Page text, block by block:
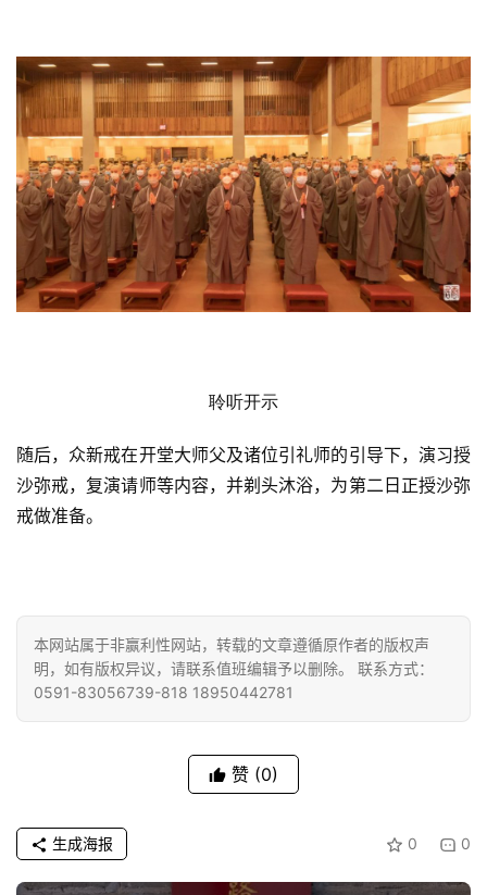
提
专
题
公
益
善
寺
院
巡
视
频
纪
录
艺
术
注册
聆听开示
随后，众新戒在开堂大师父及诸位引礼师的引导下，演习授
沙弥戒，复演请师等内容，并剃头沐浴，为第二日正授沙弥
戒做准备。
本网站属于非赢利性网站，转载的文章遵循原作者的版权声
明，如有版权异议，请联系值班编辑予以删除。 联系方式：
0591-83056739-818 18950442781
赞 (0)
0 0
生成海报